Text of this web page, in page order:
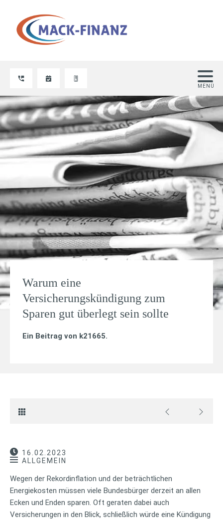
Warum eine
Versicherungskündigung zum
Sparen gut überlegt sein sollte
Ein Beitrag von k21665.
16.02.2023
ALLGEMEIN
Wegen der Rekordinflation und der beträchtlichen
Energiekosten müssen viele Bundesbürger derzeit an allen
Ecken und Enden sparen. Oft geraten dabei auch
Versicherungen in den Blick, schließlich würde eine Kündigung